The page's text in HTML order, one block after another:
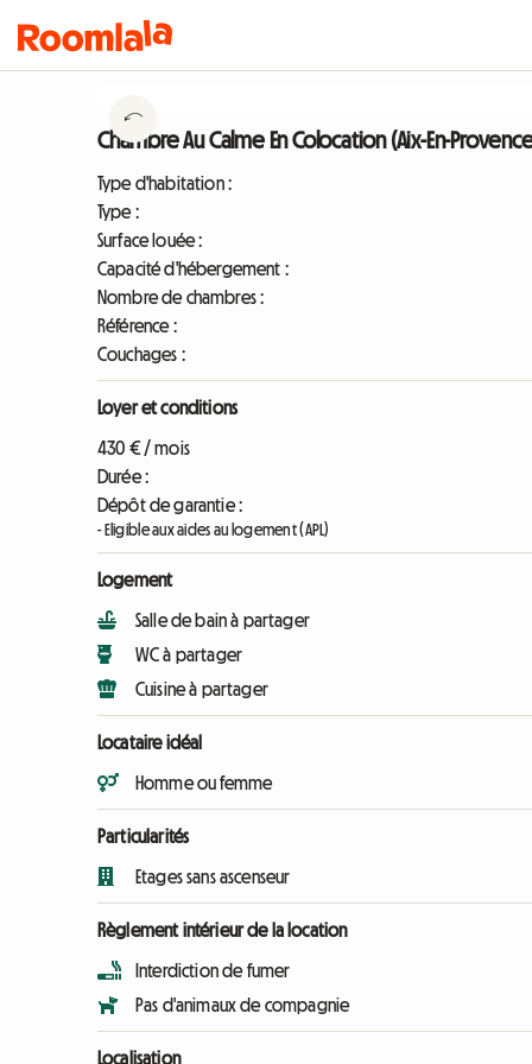
Chambre Au Calme En Colocation (Aix-En-
Type d'habitation :
Type :
Surface louée :
Capacité d'hébergement :
Nombre de chambres :
Référence :
Couchages :
Loyer et conditions
430 € / mois
Durée :
Dépôt de garantie :
- Eligible aux aides au logement (APL)
Logement
Salle de bain à partager
WC à partager
Cuisine à partager
Locataire idéal
Homme ou femme
Particularités
Etages sans ascenseur
Règlement intérieur de la location
Interdiction de fumer
Pas d'animaux de compagnie
Localisation